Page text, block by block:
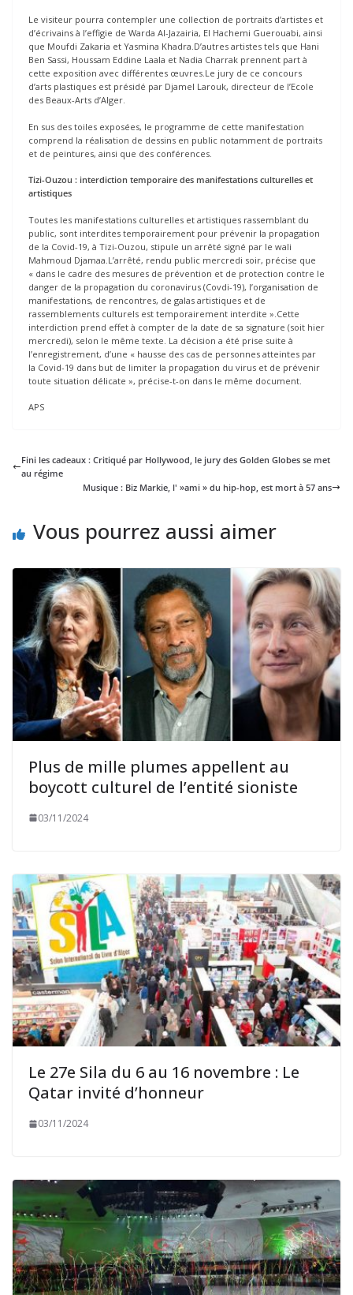
Le visiteur pourra contempler une collection de portraits d’artistes et
d’écrivains à l’effigie de Warda Al-Jazairia, El Hachemi Guerouabi, ainsi
que Moufdi Zakaria et Yasmina Khadra.D’autres artistes tels que Hani
Ben Sassi, Houssam Eddine Laala et Nadia Charrak prennent part à
cette exposition avec différentes œuvres.Le jury de ce concours
d’arts plastiques est présidé par Djamel Larouk, directeur de l’Ecole
des Beaux-Arts d’Alger.
En sus des toiles exposées, le programme de cette manifestation
comprend la réalisation de dessins en public notamment de portraits
et de peintures, ainsi que des conférences.
Tizi-Ouzou : interdiction temporaire des manifestations culturelles et
artistiques
Toutes les manifestations culturelles et artistiques rassemblant du
public, sont interdites temporairement pour prévenir la propagation
de la Covid-19, à Tizi-Ouzou, stipule un arrêté signé par le wali
Mahmoud Djamaa.L’arrêté, rendu public mercredi soir, précise que
« dans le cadre des mesures de prévention et de protection contre le
danger de la propagation du coronavirus (Covdi-19), l’organisation de
manifestations, de rencontres, de galas artistiques et de
rassemblements culturels est temporairement interdite ».Cette
interdiction prend effet à compter de la date de sa signature (soit hier
mercredi), selon le même texte. La décision a été prise suite à
l’enregistrement, d’une « hausse des cas de personnes atteintes par
la Covid-19 dans but de limiter la propagation du virus et de prévenir
toute situation délicate », précise-t-on dans le même document.
APS
Fini les cadeaux : Critiqué par Hollywood, le jury des Golden Globes se met
au régime
Musique : Biz Markie, l' »ami » du hip-hop, est mort à 57 ans
Vous pourrez aussi aimer
Plus de mille plumes appellent au
boycott culturel de l’entité sioniste
03/11/2024
Le 27e Sila du 6 au 16 novembre : Le
Qatar invité d’honneur
03/11/2024